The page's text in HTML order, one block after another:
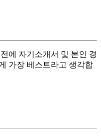
에 자기소개서 및 본인 경
가장 베스트라고 생각합